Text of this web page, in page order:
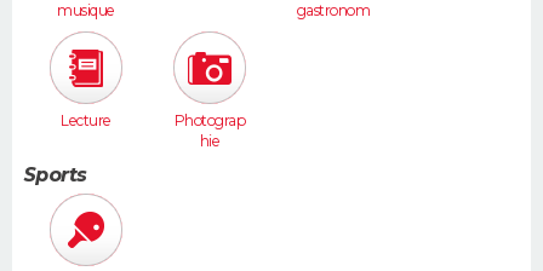
musique
gastronom
Lecture
Photograp
hie
Sports